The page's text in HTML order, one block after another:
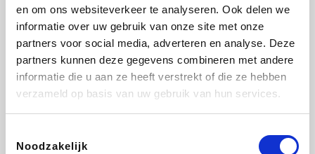
en om ons websiteverkeer te analyseren. Ook delen we
informatie over uw gebruik van onze site met onze
partners voor social media, adverteren en analyse. Deze
partners kunnen deze gegevens combineren met andere
informatie die u aan ze heeft verstrekt of die ze hebben
verzameld op basis van uw gebruik van hun services.
Noodzakelijk
DectDirect
Brussels Airlines